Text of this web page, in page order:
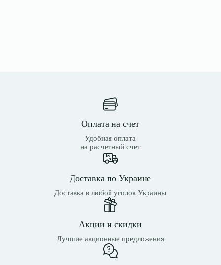
Оплата на счет
Удобная оплата
на расчетный счет
Доставка по Украине
Доставка в любой уголок Украины
Акции и скидки
Лучшие акционные предложения